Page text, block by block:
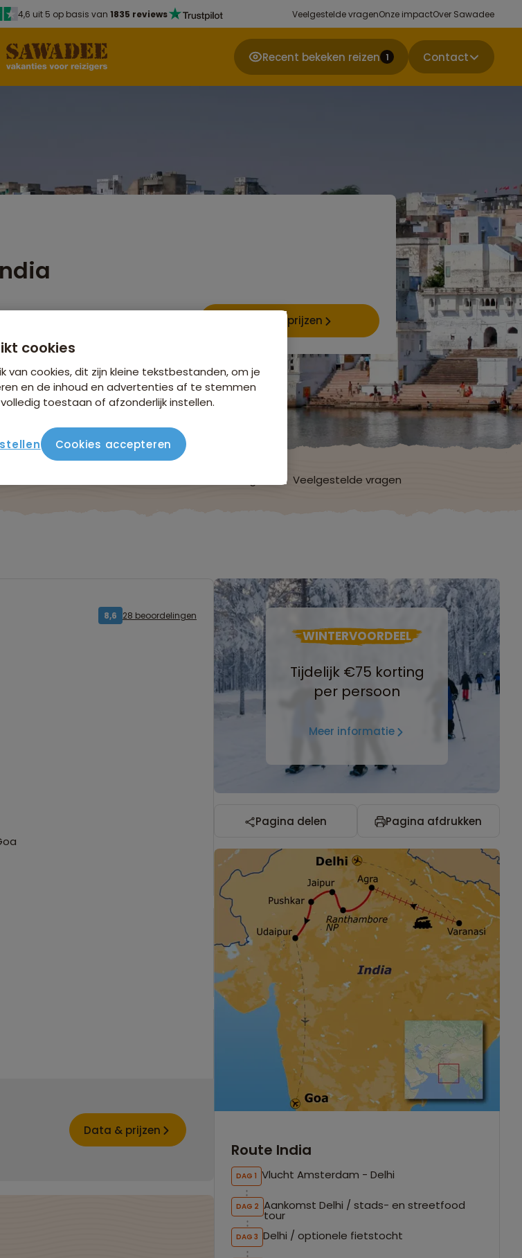
4,6 uit 5 op basis van 1835 reviews Veelgestelde vragenOnze impactOver Sawadee
Recent bekeken reizen 1 Contact
Data & prijzen
Veelgestelde vragen
8,6 28 beoordelingen
Data & prijzen
WINTERVOORDEEL
Tijdelijk €75 korting
per persoon
Meer informatie
Pagina delen Pagina afdrukken
Route India
DAG 1 Vlucht Amsterdam - Delhi
DAG 2 Aankomst Delhi / stads- en streetfood
tour
DAG 3 Delhi / optionele fietstocht
cookies
van cookies, dit zijn kleine tekstbestanden, om je
en de inhoud en advertenties af te stemmen
toestaan of afzonderlijk instellen.
Cookies accepteren